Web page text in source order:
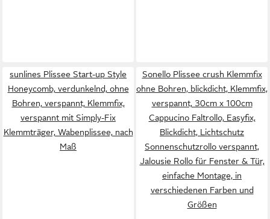
sunlines Plissee Start-up Style
Honeycomb, verdunkelnd, ohne
Bohren, verspannt, Klemmfix,
verspannt mit Simply-Fix
Klemmträger, Wabenplissee, nach
Maß
Sonello Plissee crush Klemmfix
ohne Bohren, blickdicht, Klemmfix,
verspannt, 30cm x 100cm
Cappucino Faltrollo, Easyfix,
Blickdicht, Lichtschutz
Sonnenschutzrollo verspannt,
Jalousie Rollo für Fenster & Tür,
einfache Montage, in
verschiedenen Farben und
Größen